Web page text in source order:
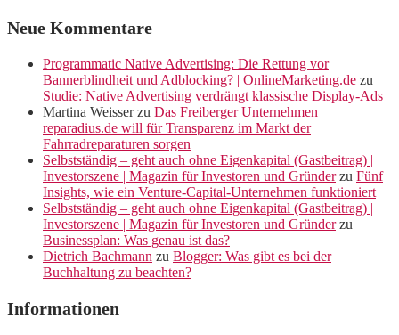
Neue Kommentare
Programmatic Native Advertising: Die Rettung vor
Bannerblindheit und Adblocking? | OnlineMarketing.de zu
Studie: Native Advertising verdrängt klassische Display-Ads
Martina Weisserzu Das Freiberger Unternehmen
reparadius.de will für Transparenz im Markt der
Fahrradreparaturen sorgen
Selbstständig – geht auch ohne Eigenkapital (Gastbeitrag) |
Investorszene | Magazin für Investoren und Gründerzu Fünf
Insights, wie ein Venture-Capital-Unternehmen funktioniert
Selbstständig – geht auch ohne Eigenkapital (Gastbeitrag) |
Investorszene | Magazin für Investoren und Gründerzu
Businessplan: Was genau ist das?
Dietrich Bachmann zu Blogger: Was gibt es bei der
Buchhaltung zu beachten?
Informationen